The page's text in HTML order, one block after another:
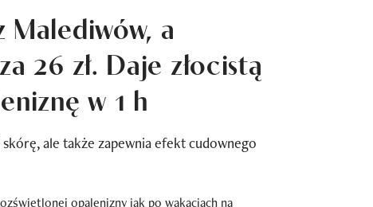
Malediwów, a
26 zł. Daje złocistą
w 1 h
ale także zapewnia efekt cudownego